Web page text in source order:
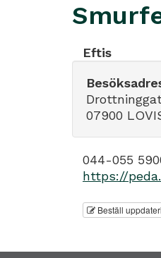
Eftis
07900
044-055
https://
Beställ